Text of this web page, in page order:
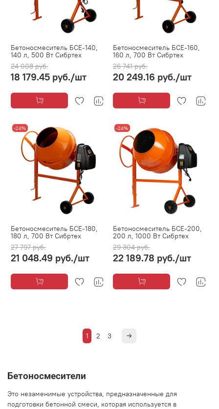
Бетоносмеситель БСЕ-140,
140 л, 500 Вт Сибртех
24 008 руб.
18 179.45 руб./шт
Бетоносмеситель БСЕ-160,
160 л, 700 Вт Сибртех
26 741 руб.
20 249.16 руб./шт
-24%
Бетоносмеситель БСЕ-180,
180 л, 700 Вт Сибртех
27 797 руб.
21 048.49 руб./шт
-24%
Бетоносмеситель БСЕ-200,
200 л, 1000 Вт Сибртех
29 304 руб.
22 189.78 руб./шт
1 2 3
Бетоносмесители
Это незаменимые устройства, предназначенные для
подготовки бетонной смеси, которая используется в